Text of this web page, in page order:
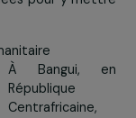
à
fait, l’ODD n°5
notamment
telles